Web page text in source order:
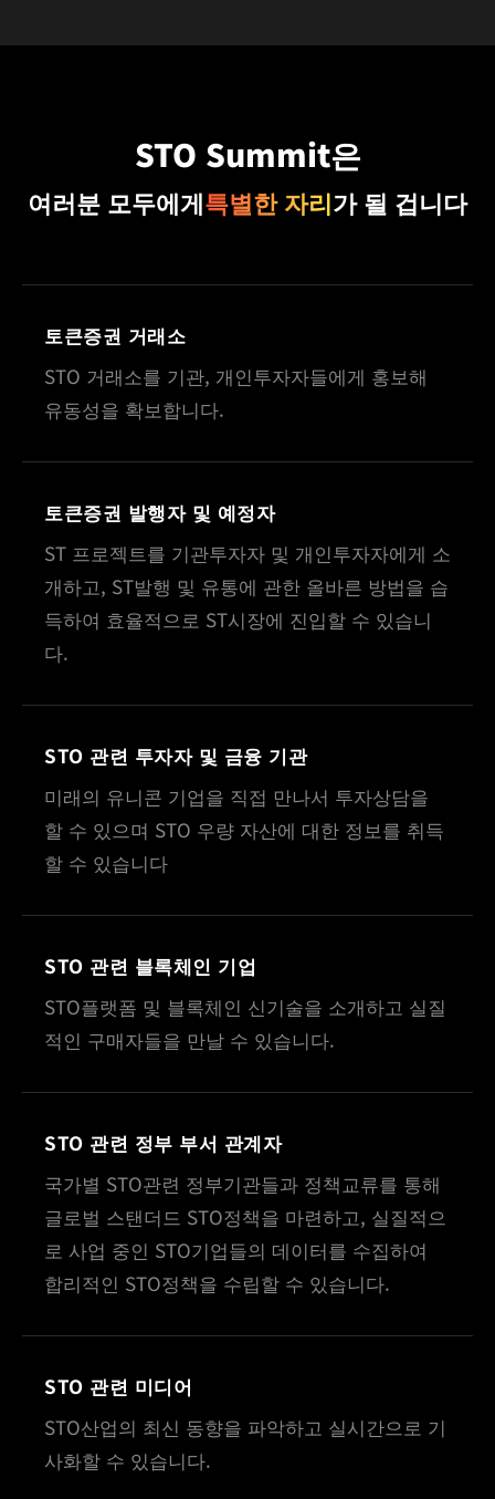
STO Summit은
여러분 모두에게특별한 자리가 될 겁니다
토큰증권 거래소
STO 거래소를 기관, 개인투자자들에게 홍보해
유동성을 확보합니다.
토큰증권 발행자 및 예정자
ST 프로젝트를 기관투자자 및 개인투자자에게 소
개하고, ST발행 및 유통에 관한 올바른 방법을 습
득하여 효율적으로 ST시장에 진입할 수 있습니
다.
STO 관련 투자자 및 금융 기관
미래의 유니콘 기업을 직접 만나서 투자상담을
할 수 있으며 STO 우량 자산에 대한 정보를 취득
할 수 있습니다
STO 관련 블록체인 기업
STO플랫폼 및 블록체인 신기술을 소개하고 실질
적인 구매자들을 만날 수 있습니다.
STO 관련 정부 부서 관계자
국가별 STO관련 정부기관들과 정책교류를 통해
글로벌 스탠더드 STO정책을 마련하고, 실질적으
로 사업 중인 STO기업들의 데이터를 수집하여
합리적인 STO정책을 수립할 수 있습니다.
STO 관련 미디어
STO산업의 최신 동향을 파악하고 실시간으로 기
사화할 수 있습니다.